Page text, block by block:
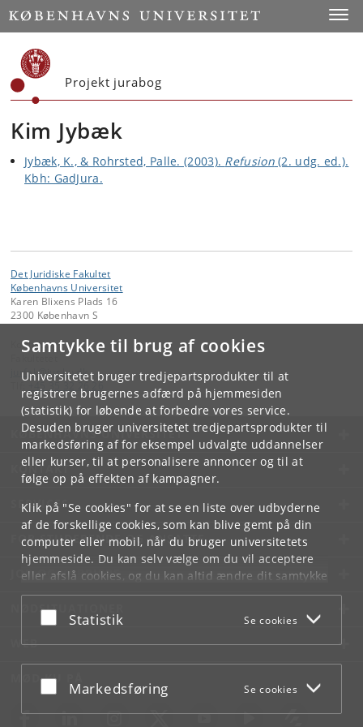
Samtykke til brug af cookies
Universitetet bruger tredjepartsprodukter til at
registrere brugernes adfærd på hjemmesiden
(statistik) for løbende at forbedre vores service.
Desuden bruger universitetet tredjepartsprodukter til
markedsføring af for eksempel udvalgte uddannelser
eller kurser, til at personalisere annoncer og til at
følge op på effekten af kampagner.
Klik på "Se cookies" for at se en liste over udbyderne
af de forskellige cookies, som kan blive gemt på din
computer eller mobil, når du bruger universitetets
hjemmeside. Du kan selv vælge om du vil acceptere
eller afslå cookies, og du kan altid ændre dit samtykke
underCookie- og privatlivspolitiksom du finder i
bunden af hver side.
Acceptér eller afslå
Statistik Se cookies
Acceptér eller afslå
Markedsføring Se cookies
Start
Projekt jurabog
Kim Jybæk
Jybæk, K., & Rohrsted, Palle. (2003). Refusion(2. udg. ed.).
Kbh: GadJura.
Det Juridiske Fakultet
Københavns Universitet
Karen Blixens Plads 16
2300 København S
Kontakt:
jurfak @jur.ku.dk
KØBENHAVNS UNIVERSITET
KONTAKT
SERVICES
FOR STUDERENDE OG ANSATTE
JOB OG KARRIERE
NØDSITUATIONER
WEB
MØD KU PÅ